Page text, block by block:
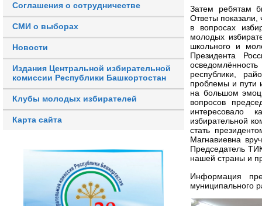
Соглашения о сотрудничестве
СМИ о выборах
Новости
Издания Центральной избирательной
комиссии Республики Башкортостан
Клубы молодых избирателей
Карта сайта
Затем ребятам
Ответы показали,
в вопросах
молодых
школьного и
Президента
республики,
проблемы и пути
на большом
вопросов
интересовало
избирательной
стать
Магнавиевна
Председатель
нашей страны и
Информация
муниципального